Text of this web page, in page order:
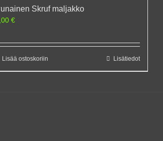
Skruf maljakko
€
Lisää ostoskoriin Lisätiedot